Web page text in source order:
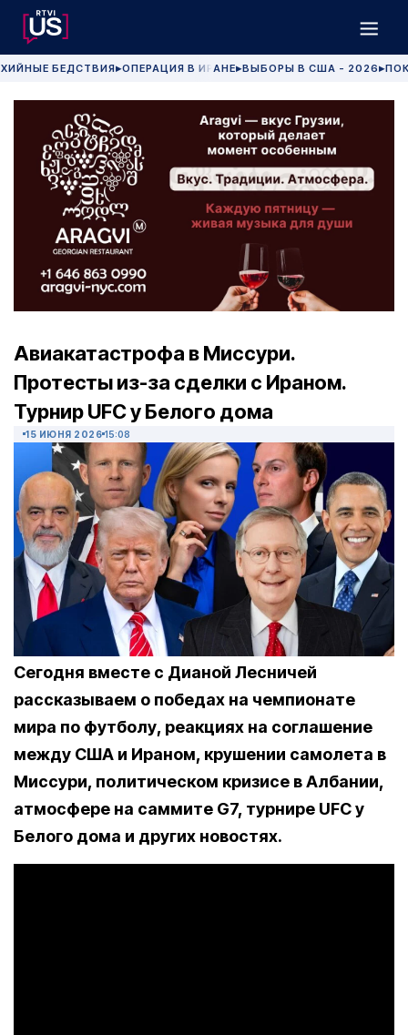
БЕДСТВИЯ▶ОПЕРАЦИЯ В ИРАНЕ▶ВЫБОРЫ В США - 2026 ▶
Авиакатастрофа в Миссури.
Протесты из-за сделки с Ираном.
Турнир UFC у Белого дома
15 ИЮНЯ 2026 15:08
Сегодня вместе с Дианой Лесничей
рассказываем о победах на чемпионате
мира по футболу, реакциях на соглашение
между США и Ираном, крушении самолета в
Миссури, политическом кризисе в Албании,
атмосфере на саммите G7, турнире UFC у
Белого дома и других новостях.